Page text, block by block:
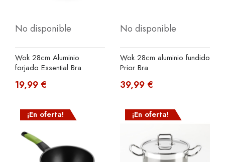
No disponible
Wok 28cm Aluminio
forjado Essential Bra
19,99 €
No disponible
Wok 28cm aluminio fundido
Prior Bra
39,99 €
¡En oferta! ¡En oferta!